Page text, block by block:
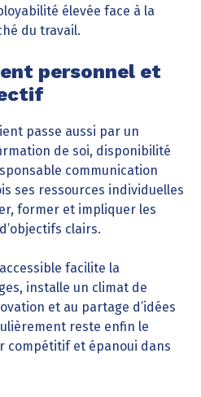
élevée face à la
du travail.
personnel et
passe aussi par un
de soi, disponibilité
communication
ses ressources individuelles
former et impliquer les
clairs.
facilite la
installe un climat de
et au partage d’idées
reste enfin le
compétitif et épanoui dans